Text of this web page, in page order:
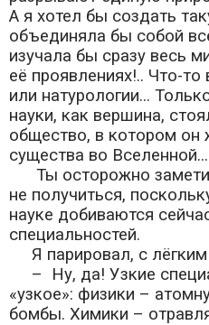
А я хотел бы создать
объединяла бы собой
изучала бы сразу весь
её проявлениях!.. Что-
или натурологии...
науки, как вершина,
общество, в котором он
существа во Вселенной...
Ты осторожно
не получиться,
науке добиваются
специальностей.
Я парировал, с
– Ну, да! Узкие
«узкое»: физики –
бомбы. Химики –